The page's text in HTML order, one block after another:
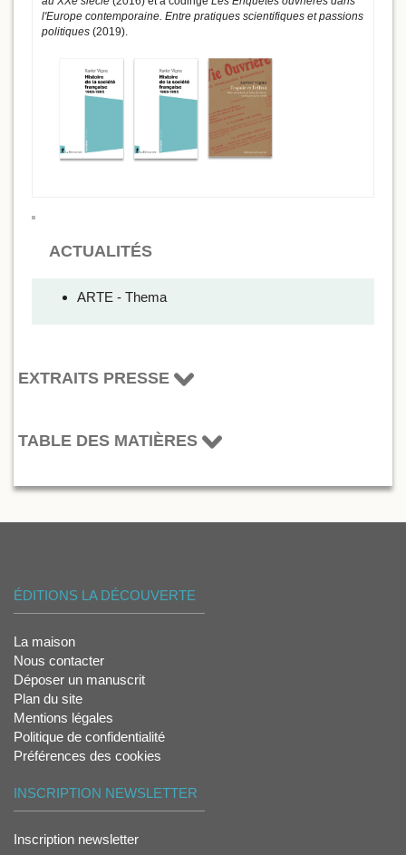
l'Europe contemporaine. Entre pratiques scientifiques et passions
politiques (2019).
ACTUALITÉS
ARTE - Thema
EXTRAITS PRESSE
TABLE DES MATIÈRES
ÉDITIONS LA DÉCOUVERTE
La maison
Nous contacter
Déposer un manuscrit
Plan du site
Mentions légales
Politique de confidentialité
Préférences des cookies
INSCRIPTION NEWSLETTER
Inscription newsletter